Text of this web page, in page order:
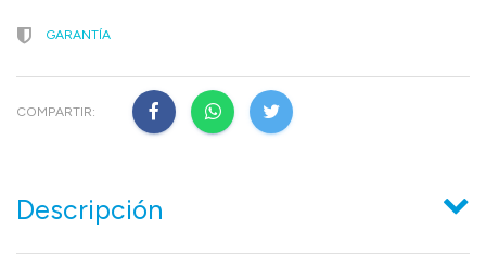
GARANTÍA
COMPARTIR:
Descripción